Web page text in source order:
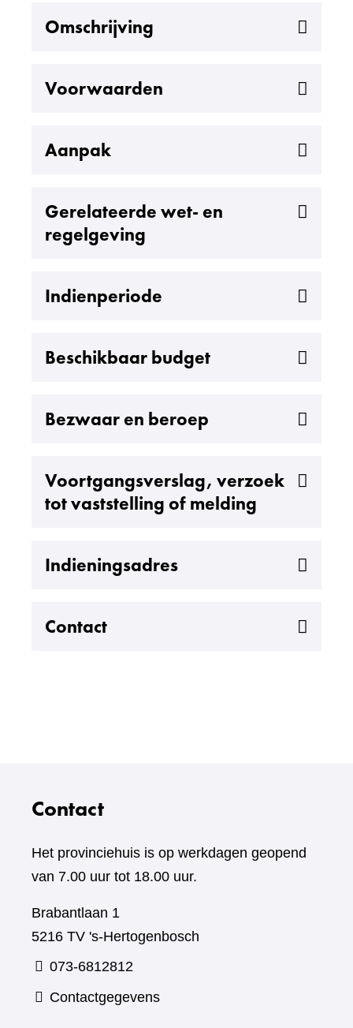
Omschrijving
Uitklappen
Voorwaarden
Uitklappen
Aanpak
Uitklappen
Gerelateerde wet- en
regelgeving
Uitklappen
Indienperiode
Uitklappen
Beschikbaar budget
Uitklappen
Bezwaar en beroep
Uitklappen
Voortgangsverslag, verzoek
tot vaststelling of melding
Uitklappen
Indieningsadres
Uitklappen
Contact
Uitklappen
Contact
Het provinciehuis is op werkdagen geopend
van 7.00 uur tot 18.00 uur.
Brabantlaan 1
5216 TV 's-Hertogenbosch
073-6812812
Contactgegevens